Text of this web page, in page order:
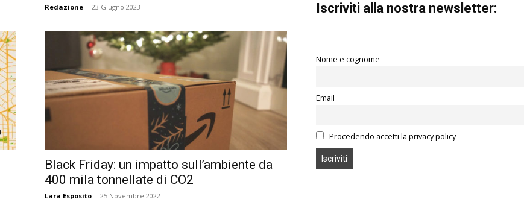
Redazione - 23 Giugno 2023
Black Friday: un impatto sull’ambiente da
400 mila tonnellate di CO2
Lara Esposito - 25 Novembre 2022
Iscriviti alla nostra newsletter:
Nome e cognome
Email
Procedendo accetti la privacy policy